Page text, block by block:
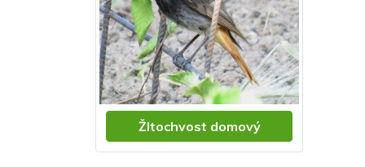
Žltochvost domový